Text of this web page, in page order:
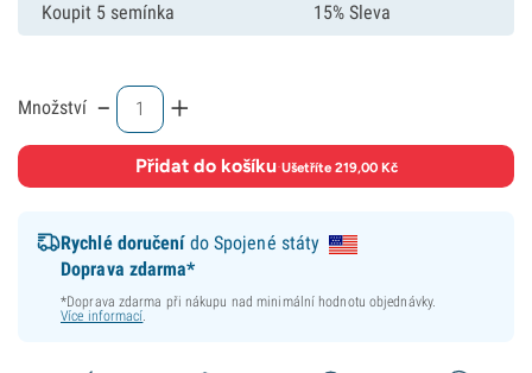
Koupit 5 semínka 15% Sleva
Množství - +
Přidat do košíku·Ušetříte 219,00 Kč
Rychlé doručenído Spojené státy
Doprava zdarma*
*Doprava zdarma při nákupu nad minimální hodnotu objednávky.
Více informací.